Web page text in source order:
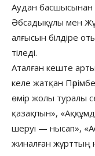
Аудан басшысынан
Әбсадықұлы мен
алғысын білдіре
тіледі.
Аталған кеште
келе жатқан
өмір жолы туралы
қазақпын»,
шеруі — нысап»,
жиналған жұрттың